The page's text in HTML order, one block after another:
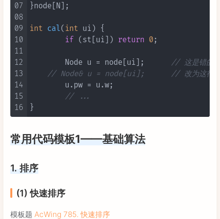
07
08
09
10
11
12
13
14
15
16
}node[N];
int cal( int ui) {
if (st[ui]) return 0;
// 这是错的
// Node& u =
// ...
常用代码模板1——基础算法
1. 排序
(1) 快速排序
模板题 AcWing 785. 快速排序